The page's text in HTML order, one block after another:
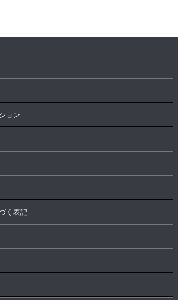
ョン
く表記